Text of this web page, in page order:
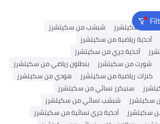
أحذية سكيتشرز
شبشب من سكيتشرز
أحذية رياضية من سكيتشرز
أحذية جري من سكيتشرز
شورت من سكيتشرز
بنطلون رياضي من سكيتشرز
كنزات رياضية من سكيتشرز
هودي من سكيتشرز
سنيكرز نسائي من سكيتشرز
سكيتشرز
شبشب نسائي من سكيتشرز
سكيتشرز
أحذية جري نسائية من سكيتشرز